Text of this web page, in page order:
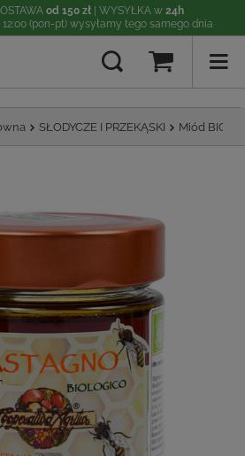
od 150 zł | WYSYŁKA w 24h
(pon-pt) wysyłamy tego samego dnia
SŁODYCZE I PRZEKĄSKI Miód BIO